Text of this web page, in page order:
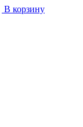
В корзину